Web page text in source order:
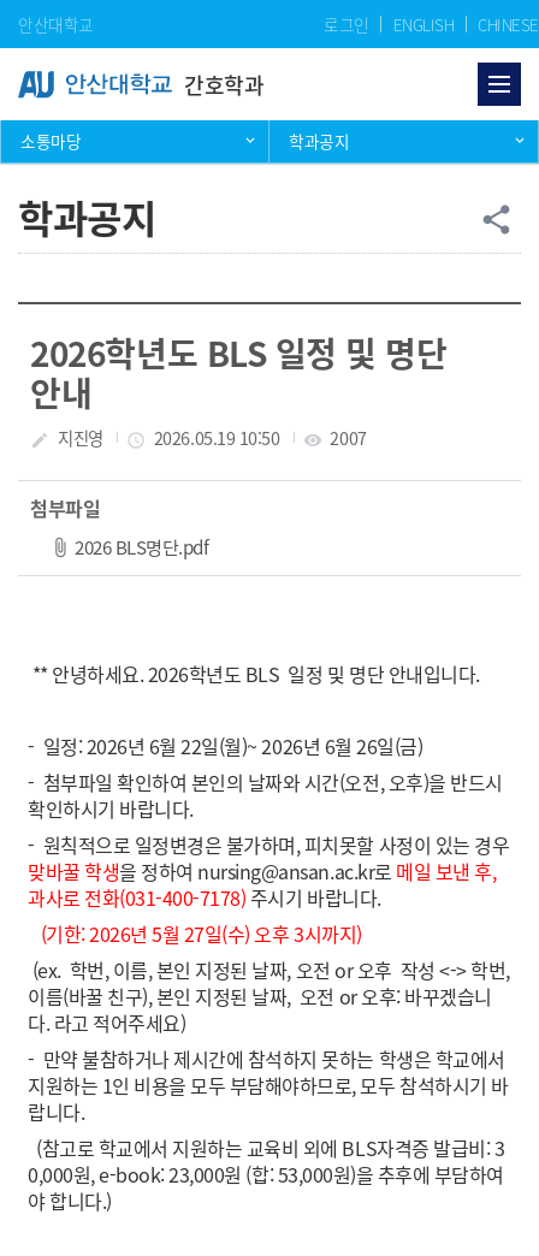
Skip Menu
안산대학교 로그인 ENGLISH CHINESE
간호학과
소통마당 학과공지
학과공지 공
share
2026학년도 BLS 일정 및 명단
안내
작성자
create 지진영 작성일
access_time 2026.05.19 10:50 조회수
visibility 2007
첨부파일
2026 BLS명단.pdf파일 다운로드
** 안녕하세요. 2026학년도 BLS 일정 및 명단 안내입니다.
- 일정: 2026년 6월 22일(월)~ 2026년 6월 26일(금)
- 첨부파일 확인하여 본인의 날짜와 시간(오전, 오후)을 반드시
확인하시기 바랍니다.
- 원칙적으로 일정변경은 불가하며, 피치못할 사정이 있는 경우
맞바꿀 학생을 정하여 nursing@ansan.ac.kr로 메일 보낸 후,
과사로 전화(031-400-7178)주시기 바랍니다.
(기한: 2026년 5월 27일(수) 오후 3시까지)
(ex. 학번, 이름, 본인 지정된 날짜, 오전 or 오후 작성 <-> 학번,
이름(바꿀 친구), 본인 지정된 날짜, 오전 or 오후: 바꾸겠습니
다. 라고 적어주세요)
- 만약 불참하거나 제시간에 참석하지 못하는 학생은 학교에서
지원하는 1인 비용을 모두 부담해야하므로, 모두 참석하시기 바
랍니다.
(참고로 학교에서 지원하는 교육비 외에 BLS자격증 발급비: 3
0,000원, e-book: 23,000원 (합: 53,000원)을 추후에 부담하여
야 합니다.)